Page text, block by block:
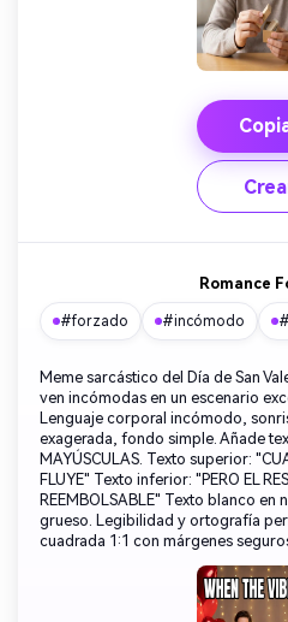
Romance
#forzado #incómodo
Meme sarcástico del Día de San
ven incómodas en un escenario
Lenguaje corporal incómodo,
exagerada, fondo simple. Añade
MAYÚSCULAS. Texto superior:
FLUYE" Texto inferior: "PERO EL
REEMBOLSABLE" Texto blanco
grueso. Legibilidad y ortografía
cuadrada 1:1 con márgenes